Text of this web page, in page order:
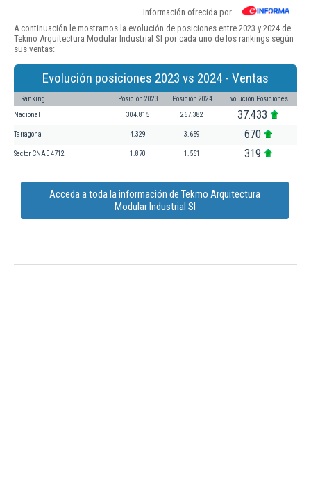
Información ofrecida por
A continuación le mostramos la evolución de posiciones entre 2023 y 2024 de
Tekmo Arquitectura Modular Industrial Sl por cada uno de los rankings según
sus ventas:
Evolución posiciones 2023 vs 2024 - Ventas
Ranking Posición 2023 Posición 2024 Evolución Posiciones
Nacional 304.815 267.382 37.433
Tarragona 4.329 3.659 670
Sector CNAE 4712 1.870 1.551 319
Acceda a toda la información de Tekmo Arquitectura
Modular Industrial Sl